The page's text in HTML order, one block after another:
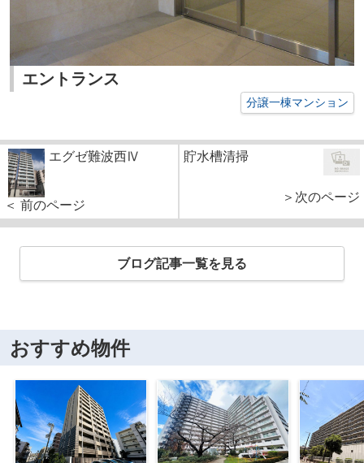
エントランス
分譲一棟マンション
エグゼ難波西Ⅳ
＜ 前のページ
貯水槽清掃
＞次のページ
ブログ記事一覧を見る
おすすめ物件